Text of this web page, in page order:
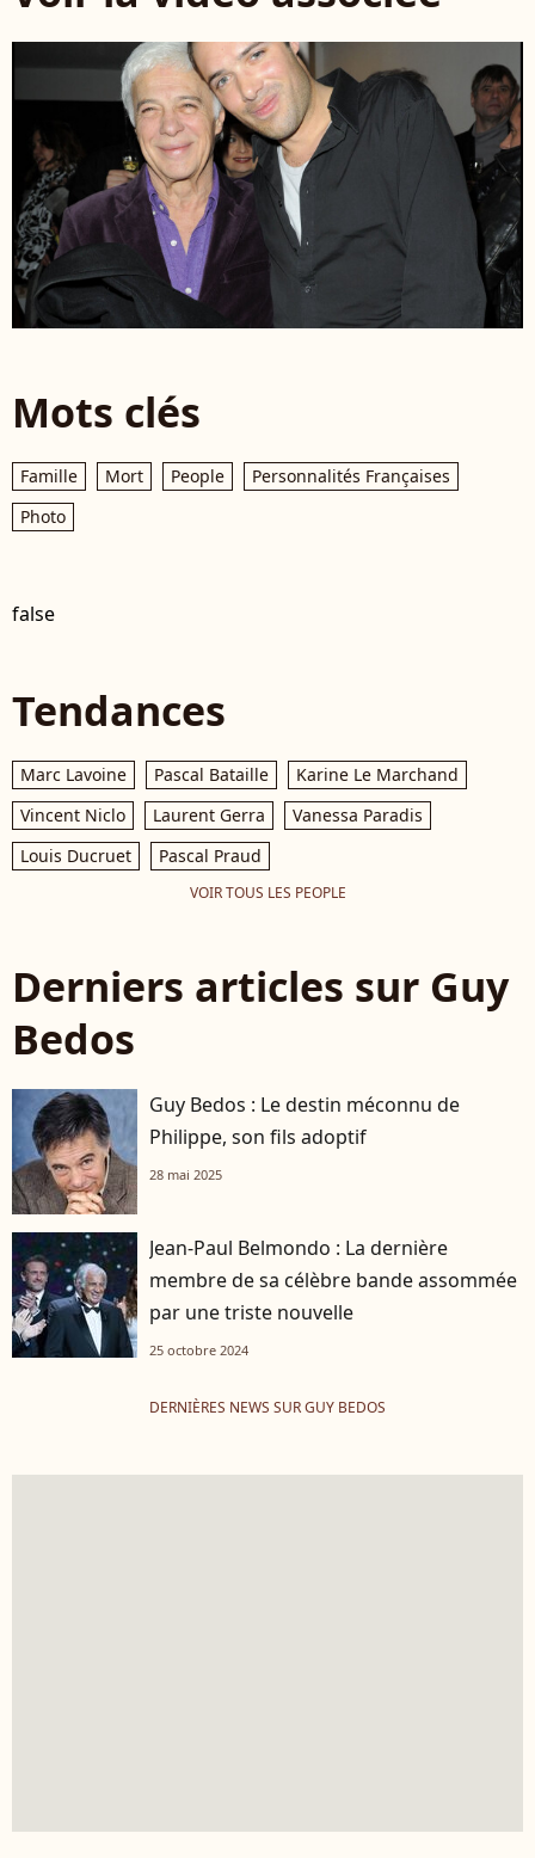
Mots clés
Famille Mort People
Personnalités Françaises
Photo
false
Tendances
Marc Lavoine Pascal Bataille
Karine Le Marchand
Vincent Niclo
Laurent Gerra
Vanessa Paradis
Louis Ducruet
Pascal Praud
VOIR TOUS LES PEOPLE
Derniers articles sur Guy
Bedos
Guy Bedos : Le destin méconnu de
Philippe, son fils adoptif
28 mai 2025
Jean-Paul Belmondo : La dernière
membre de sa célèbre bande assommée
par une triste nouvelle
25 octobre 2024
DERNIÈRES NEWS SUR GUY BEDOS